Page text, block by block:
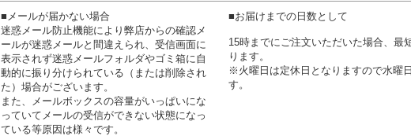
■メールが届かない場合
迷惑メール防止機能により弊店からの確認メ
ールが迷惑メールと間違えられ、受信画面に
表示されず迷惑メールフォルダやゴミ箱に自
動的に振り分けられている（または削除され
た）場合がございます。
また、メールボックスの容量がいっぱいにな
っていてメールの受信ができない状態になっ
ている等原因は様々です。
■お届けまでの日数として
15時までにご注文いただいた場合、最
ります。
※火曜日は定休日となりますので水曜
す。